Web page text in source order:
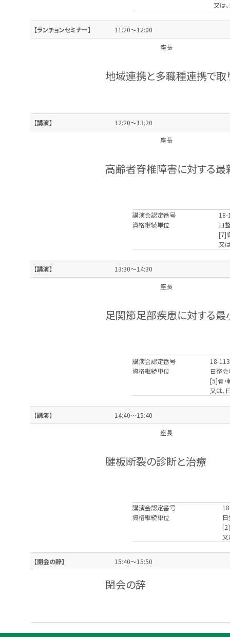
又は
【ランチョンセミナー】
11:20～12:00
座長
地域連携と多職種連携で
【講演】
12:20～13:20
座長
高齢者脊椎障害に対する最
講演会認定番号
18-
資格継続単位
日
[7]
又
【講演】
13:30～14:30
座長
足関節足部疾患に対する
講演会認定番号
18-
資格継続単位
日整
[5]骨・
又は、
【講演】
14:40～15:40
座長
腱板断裂の診断と治療
講演会認定番号
資格継続単位
【閉会の辞】 15:40～15:50
閉会の辞